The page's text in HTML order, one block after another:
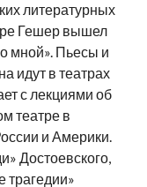
литературных
Гешер вышел
мной». Пьесы и
идут в театрах
с лекциями об
театре в
и Америки.
Достоевского,
трагедии»